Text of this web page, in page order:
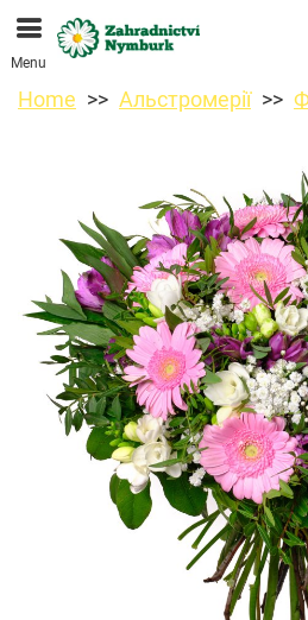
Ми приймаємо замовлення
магазин. Найближча
11.08.2026 у зв’язку
Menu
Home Альстромерії